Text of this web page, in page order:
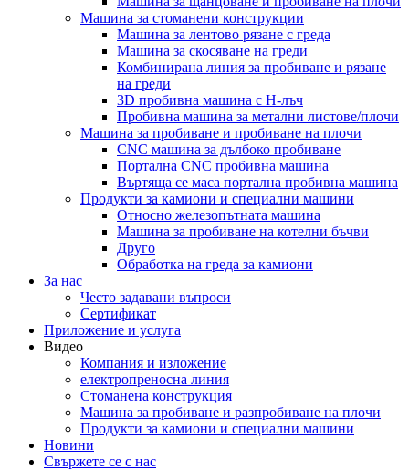
Машина за стоманени конструкции
Машина за лентово рязане с греда
Машина за скосяване на греди
Комбинирана линия за пробиване и рязане
на греди
3D пробивна машина с H-лъч
Пробивна машина за метални листове/плочи
Машина за пробиване и пробиване на плочи
CNC машина за дълбоко пробиване
Портална CNC пробивна машина
Въртяща се маса портална пробивна машина
Продукти за камиони и специални машини
Относно железопътната машина
Машина за пробиване на котелни бъчви
Друго
Обработка на греда за камиони
За нас
Често задавани въпроси
Сертификат
Приложение и услуга
Видео
Компания и изложение
електропреносна линия
Стоманена конструкция
Машина за пробиване и разпробиване на плочи
Продукти за камиони и специални машини
Новини
Свържете се с нас